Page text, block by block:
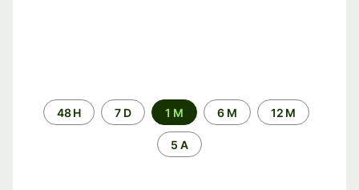
Periodo48 H 7 D 1 M 6 M 12 M
5 A